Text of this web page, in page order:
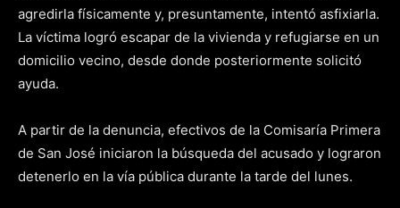
agredirla físicamente y, presuntamente, intentó asfixiarla.
La víctima logró escapar de la vivienda y refugiarse en un
domicilio vecino, desde donde posteriormente solicitó
ayuda.
A partir de la denuncia, efectivos de la Comisaría Primera
de San José iniciaron la búsqueda del acusado y lograron
detenerlo en la vía pública durante la tarde del lunes.